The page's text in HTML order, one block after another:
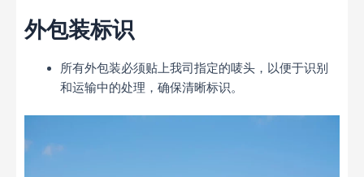
外包装标识
所有外包装必须贴上我司指定的唛头，以便于识别
和运输中的处理，确保清晰标识。